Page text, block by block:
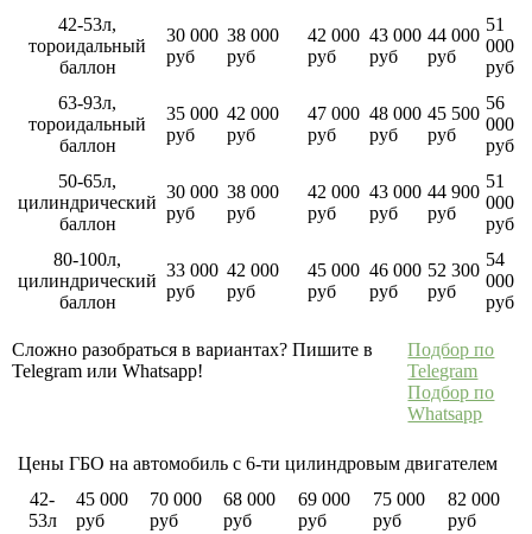
42-53л,
тороидальный
баллон
30 000
руб
38 000
руб
42 000
руб
43 000
руб
44 000
руб
51
000
руб
63-93л,
тороидальный
баллон
35 000
руб
42 000
руб
47 000
руб
48 000
руб
45 500
руб
56
000
руб
50-65л,
цилиндрический
баллон
30 000
руб
38 000
руб
42 000
руб
43 000
руб
44 900
руб
51
000
руб
80-100л,
цилиндрический
баллон
33 000
руб
42 000
руб
45 000
руб
46 000
руб
52 300
руб
54
000
руб
Сложно разобраться в вариантах? Пишите в
Telegram или Whatsapp!
Подбор по
Telegram
Подбор по
Whatsapp
Цены ГБО на автомобиль с 6-ти цилиндровым двигателем
42-
53л
45 000
руб
70 000
руб
68 000
руб
69 000
руб
75 000
руб
82 000
руб